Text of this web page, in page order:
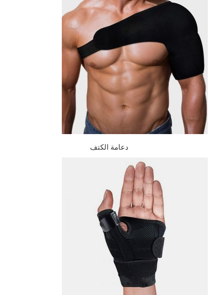
دعامة الكتف